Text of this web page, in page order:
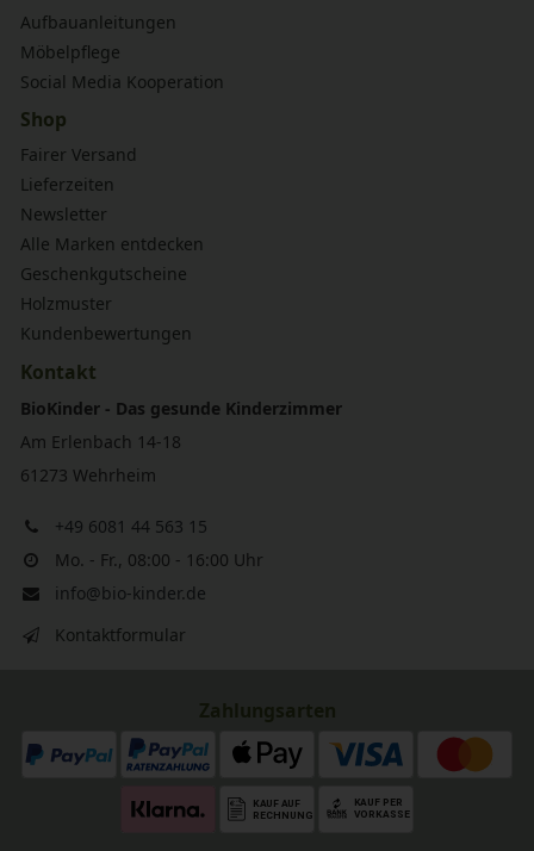
Aufbauanleitungen
Möbelpflege
Social Media Kooperation
Shop
Fairer Versand
Lieferzeiten
Newsletter
Alle Marken entdecken
Geschenkgutscheine
Holzmuster
Kundenbewertungen
Kontakt
BioKinder - Das gesunde Kinderzimmer
Am Erlenbach 14-18
61273 Wehrheim
+49 6081 44 563 15
Mo. - Fr., 08:00 - 16:00 Uhr
info@bio-kinder.de
Kontaktformular
Zahlungsarten